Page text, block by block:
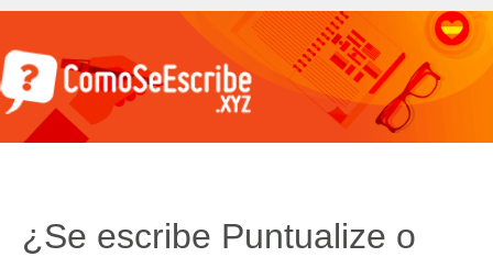
¿Se escribe Puntualize o